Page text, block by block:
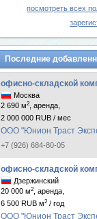
посмотреть всех
Последние
офисно-складской
Москва
2 690 м2
, аренда,
2 000 000 RUB / мес
ООО "Юнион Траст
+7 (926) 684-80-05
офисно-складской
Дзержинский
20 000 м2
, аренда,
6 500 RUB м2 / год
ООО "Юнион Траст